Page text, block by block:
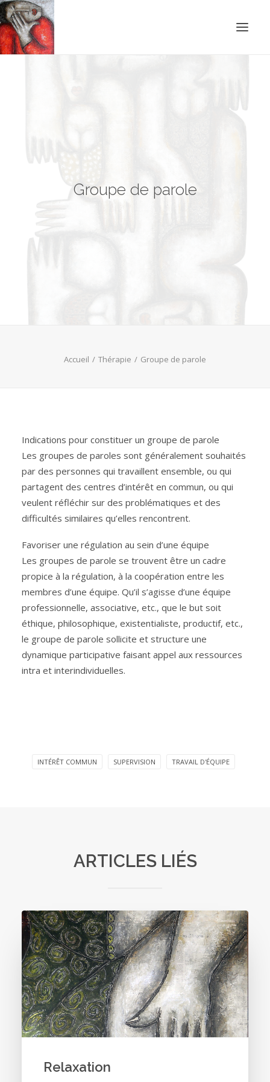
Groupe de parole
Accueil Thérapie Groupe de parole
Indications pour constituer un groupe de parole
Les groupes de paroles sont généralement souhaités
par des personnes qui travaillent ensemble, ou qui
partagent des centres d’intérêt en commun, ou qui
veulent réfléchir sur des problématiques et des
difficultés similaires qu’elles rencontrent.
Favoriser une régulation au sein d’une équipe
Les groupes de parole se trouvent être un cadre
propice à la régulation, à la coopération entre les
membres d’une équipe. Qu’il s’agisse d’une équipe
professionnelle, associative, etc., que le but soit
éthique, philosophique, existentialiste, productif, etc.,
le groupe de parole sollicite et structure une
dynamique participative faisant appel aux ressources
intra et interindividuelles.
INTÉRÊT COMMUN SUPERVISION TRAVAIL D'ÉQUIPE
ARTICLES LIÉS
Relaxation